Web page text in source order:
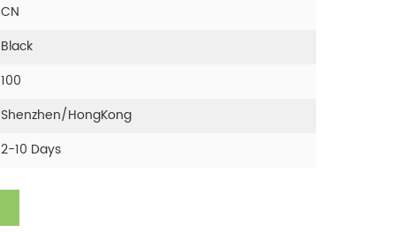
CN
Black
100
Shenzhen/HongKong
2-10 Days